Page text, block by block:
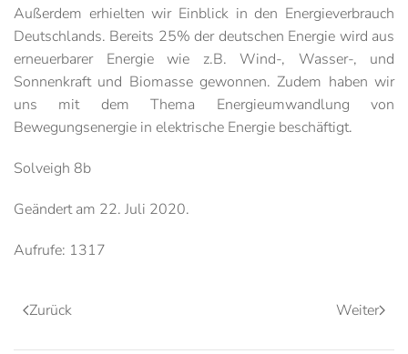
Außerdem erhielten wir Einblick in den Energieverbrauch
Deutschlands. Bereits 25% der deutschen Energie wird aus
erneuerbarer Energie wie z.B. Wind-, Wasser-, und
Sonnenkraft und Biomasse gewonnen. Zudem haben wir
uns mit dem Thema Energieumwandlung von
Bewegungsenergie in elektrische Energie beschäftigt.
Solveigh 8b
Geändert am 22. Juli 2020.
Aufrufe: 1317
Zurück Weiter